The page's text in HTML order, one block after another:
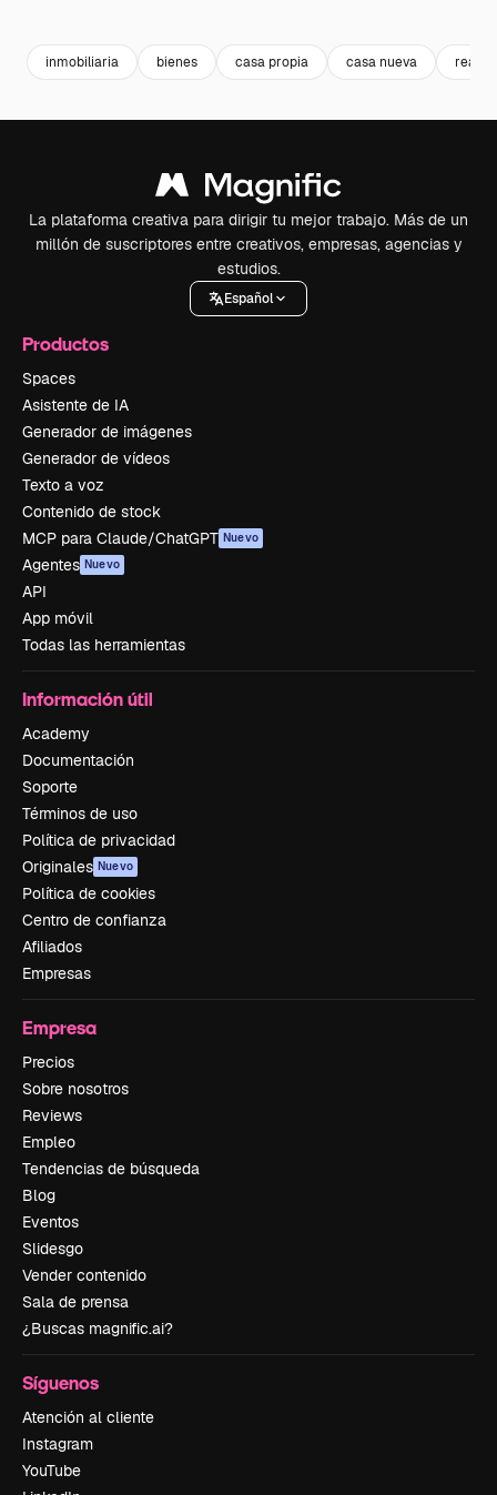
inmobiliaria bienes casa propia casa nueva real
La plataforma creativa para dirigir tu mejor trabajo. Más de un
millón de suscriptores entre creativos, empresas, agencias y
estudios.
Español
Productos
Spaces
Asistente de IA
Generador de imágenes
Generador de vídeos
Texto a voz
Contenido de stock
MCP para Claude/ChatGPT Nuevo
Agentes Nuevo
API
App móvil
Todas las herramientas
Información útil
Academy
Documentación
Soporte
Términos de uso
Política de privacidad
Originales Nuevo
Política de cookies
Centro de confianza
Afiliados
Empresas
Empresa
Precios
Sobre nosotros
Reviews
Empleo
Tendencias de búsqueda
Blog
Eventos
Slidesgo
Vender contenido
Sala de prensa
¿Buscas magnific.ai?
Síguenos
Atención al cliente
Instagram
YouTube